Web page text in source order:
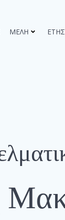
ΜΈΛΗ